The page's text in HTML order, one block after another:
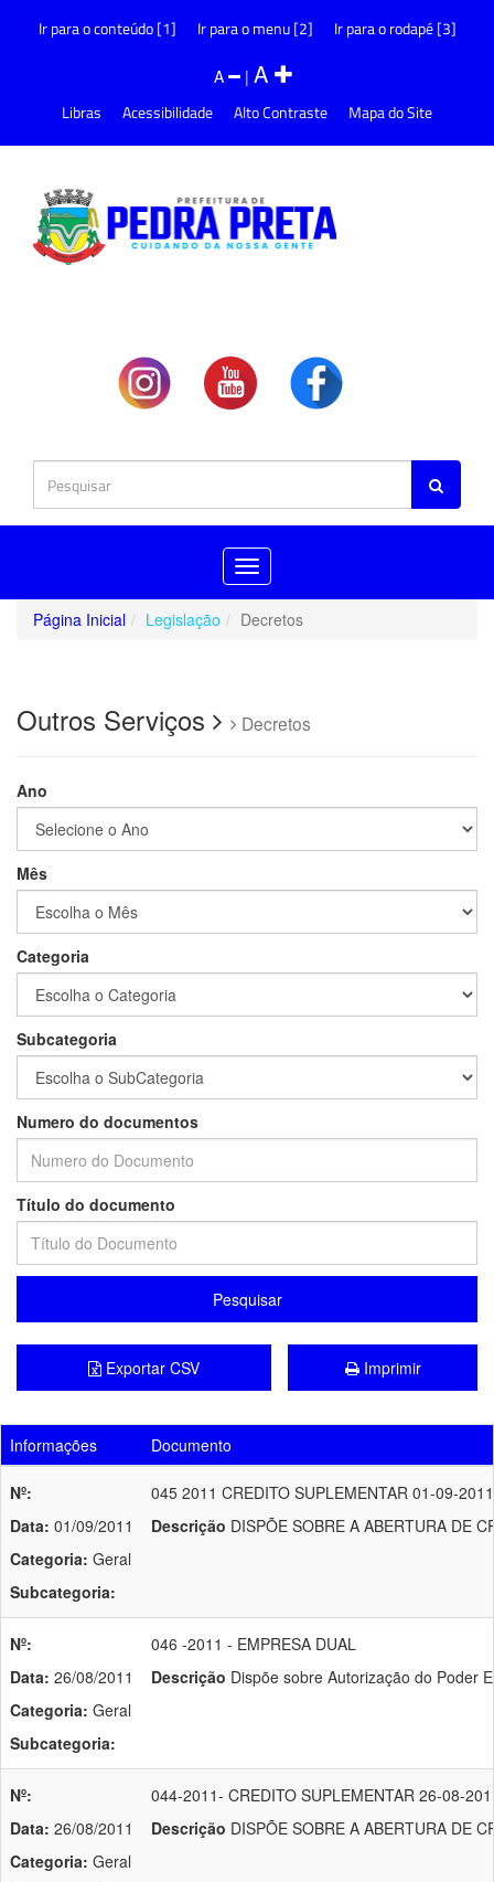
Ir para o conteúdo [1] Ir para o menu [2] Ir para o rodapé [3]
A |A
Libras Acessibilidade Alto Contraste Mapa do Site
Toggle
navigation
Página Inicial
Legislação Decretos
Outros Serviços Decretos
Ano
Mês
Categoria
Subcategoria
Numero do documentos
Título do documento
Pesquisar
Exportar CSV Imprimir
Informações Documento
Nº:
Data: 01/09/2011
Categoria: Geral
Subcategoria:
045 2011 CREDITO SUPLEMENTAR 01-09-
Descrição DISPÕE SOBRE A ABERTURA DE
Nº:
Data: 26/08/2011
Categoria: Geral
Subcategoria:
046 -2011 - EMPRESA DUAL
Descrição Dispõe sobre Autorização do Poder
Nº:
Data: 26/08/2011
Categoria: Geral
044-2011- CREDITO SUPLEMENTAR 26-08-
Descrição DISPÕE SOBRE A ABERTURA DE